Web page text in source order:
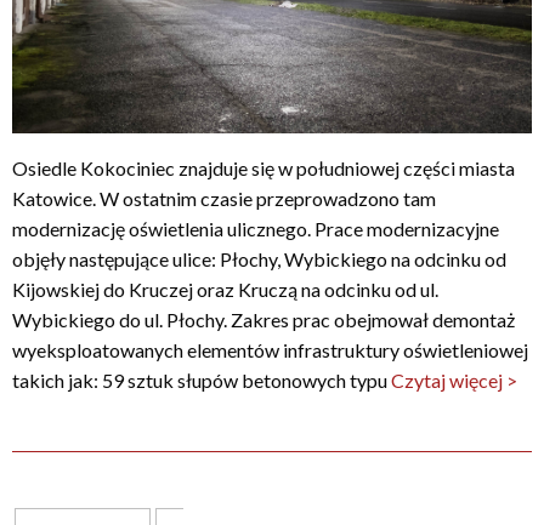
Osiedle Kokociniec znajduje się w południowej części miasta
Katowice. W ostatnim czasie przeprowadzono tam
modernizację oświetlenia ulicznego. Prace modernizacyjne
objęły następujące ulice: Płochy, Wybickiego na odcinku od
Kijowskiej do Kruczej oraz Kruczą na odcinku od ul.
Wybickiego do ul. Płochy. Zakres prac obejmował demontaż
wyeksploatowanych elementów infrastruktury oświetleniowej
takich jak: 59 sztuk słupów betonowych typuCzytaj więcej >